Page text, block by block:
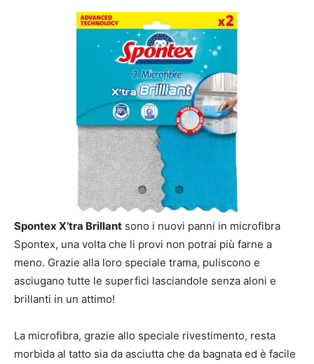
Spontex X’tra Brillant sono i nuovi panni in microfibra
Spontex, una volta che li provi non potrai più farne a
meno. Grazie alla loro speciale trama, puliscono e
asciugano tutte le superfici lasciandole senza aloni e
brillanti in un attimo!
La microfibra, grazie allo speciale rivestimento, resta
morbida al tatto sia da asciutta che da bagnata ed è facile